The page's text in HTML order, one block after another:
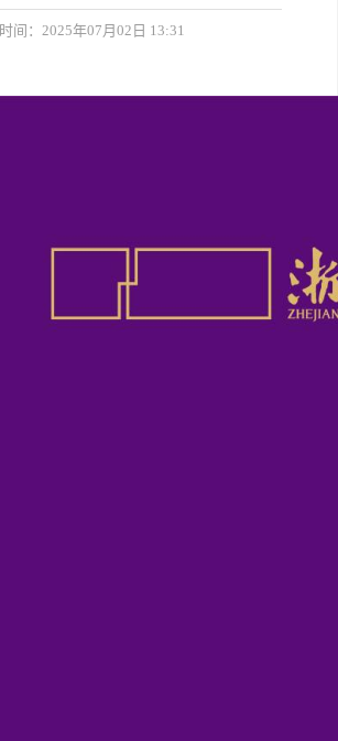
时间：2025年07月02日 13:31